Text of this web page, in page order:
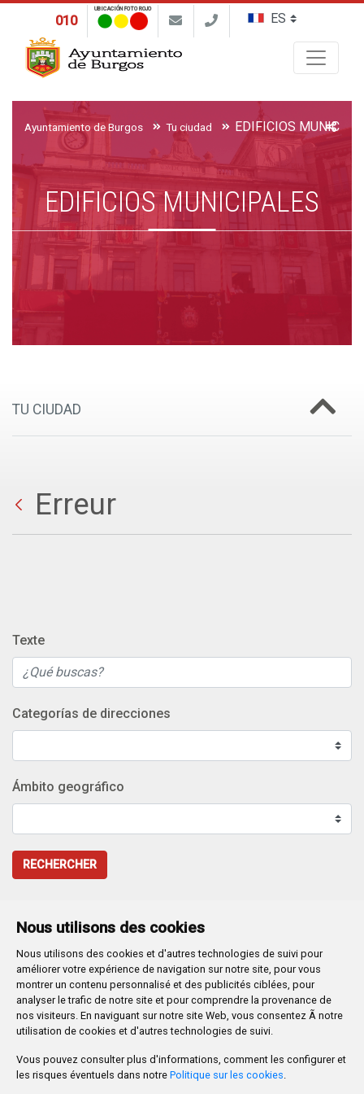
Nous utilisons des cookies
Nous utilisons des cookies et d'autres technologies de suivi pour
améliorer votre expérience de navigation sur notre site, pour vous
montrer un contenu personnalisé et des publicités ciblées, pour
analyser le trafic de notre site et pour comprendre la provenance de
nos visiteurs. En naviguant sur notre site Web, vous consentez Ã notre
utilisation de cookies et d'autres technologies de suivi.
Vous pouvez consulter plus d'informations, comment les configurer et
les risques éventuels dans notre Politique sur les cookies.
010
UBICACIÓN FOTO ROJO
Ayuntamiento de Burgos Tu ciudad EDIFICIOS
EDIFICIOS MUNICIPALES
TU CIUDAD
Erreur
Texte
Categorías de direcciones
Ámbito geográfico
RECHERCHER
Plaza Mayor 1- 09071BURGOS
947 288 800 CIF: P-0906100-C
CONTACTO | AVISOS, QUEJAS Y SUGERENCIAS
CANAL DE DENUNCIAS
MAPA WEB
AVISO LEGAL
PROMUEVE BURGOS